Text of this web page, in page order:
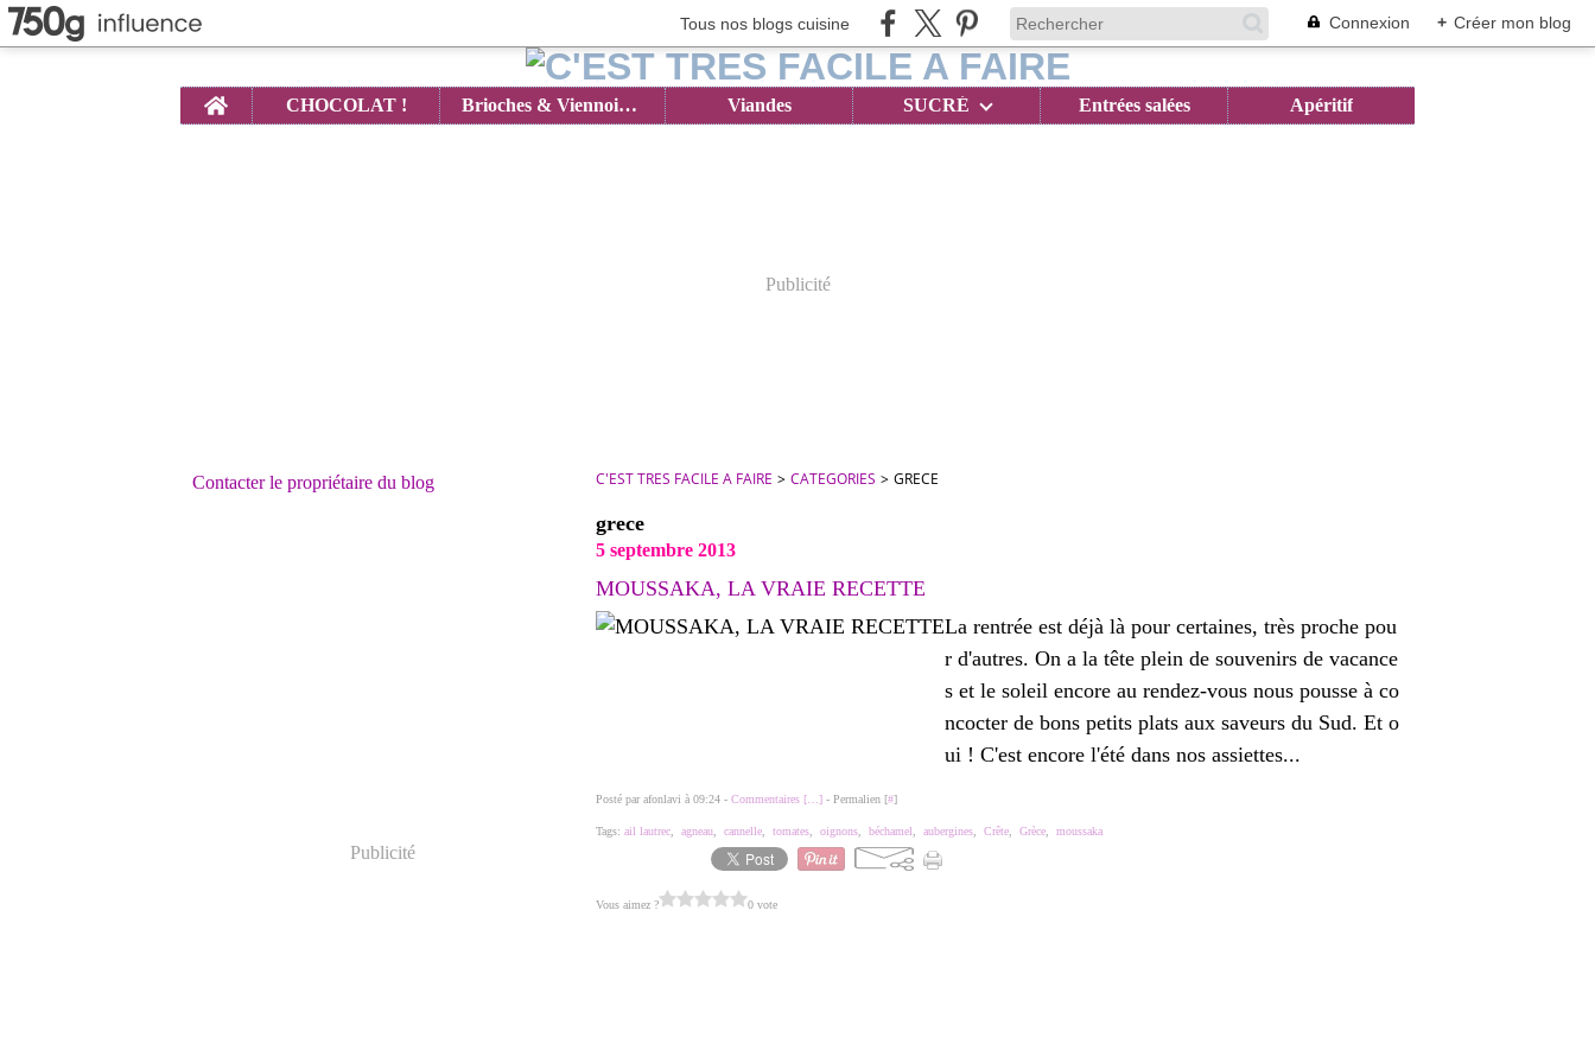
Tous nos blogs cuisine Connexion + Créer mon blog
Home CHOCOLAT ! Brioches & Viennoiseries Viandes SUCRÉ Entrées salées Apéritif
Publicité
Contacter le propriétaire du blog
Publicité
C'EST TRES FACILE A FAIRE > CATEGORIES > GRECE
grece
5 septembre 2013
MOUSSAKA, LA VRAIE RECETTE
La rentrée est déjà là pour certaines, très proche pou
r d'autres. On a la tête plein de souvenirs de vacance
s et le soleil encore au rendez-vous nous pousse à co
ncocter de bons petits plats aux saveurs du Sud. Et o
ui ! C'est encore l'été dans nos assiettes...
Posté par afonlavi à 09:24 - Commentaires [ ] - Permalien [#]
Tags: ail lautrec agneau cannelle tomates oignons béchamel aubergines Crête Grèce moussaka
Vous aimez ? 0 vote